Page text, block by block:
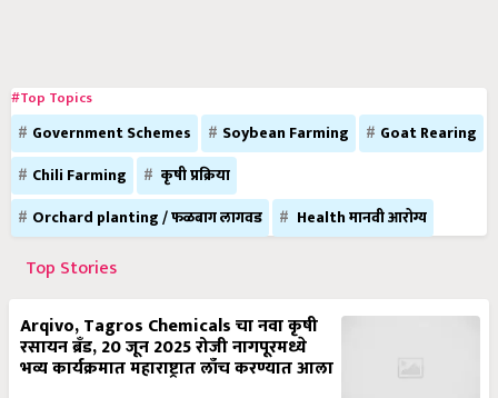
#Top Topics
Government Schemes Soybean Farming
Goat Rearing
Chili Farming
कृषी प्रक्रिया
Orchard planting / फळबाग लागवड
Health मानवी आरोग्य
Top Stories
Arqivo, Tagros Chemicals चा नवा कृषी
रसायन ब्रँड, 20 जून 2025 रोजी नागपूरमध्ये
भव्य कार्यक्रमात महाराष्ट्रात लाँच करण्यात आला